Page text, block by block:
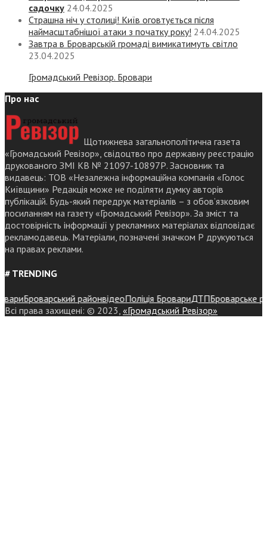
садочку 24.04.2025
Страшна ніч у столиці! Київ оговтується після
наймасштабнішої атаки з початку року! 24.04.2025
Завтра в Броварській громаді вимикатимуть світло
23.04.2025
Громадський Ревізор. Бровари
Про нас
Щотижнева загальнополітична газета
«Громадський Ревізор», свідоцтво про державну реєстрацію
друкованого ЗМІ КВ № 21097-10897Р. Засновник та
видавець: ТОВ «Незалежна інформаційна компанія «Голос
Київщини» Редакція може не поділяти думку авторів
публікацій. Будь-який передрук матеріалів – з обов’язковим
посиланням на газету «Громадський Ревізор». За зміст та
достовірність інформації у рекламних матеріалах відповідає
рекламодавець. Матеріали, позначені значком Р друкуються
на правах реклами.
# TRENDING
Броварський районвідеоПоліція БровариДТПБроварське
Всі права захищені: © 2023, «Громадський Ревізор»